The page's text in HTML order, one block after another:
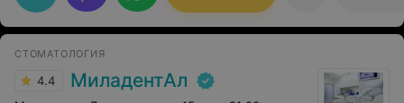
СТОМАТОЛОГИЯ
4.4 МиладентАл